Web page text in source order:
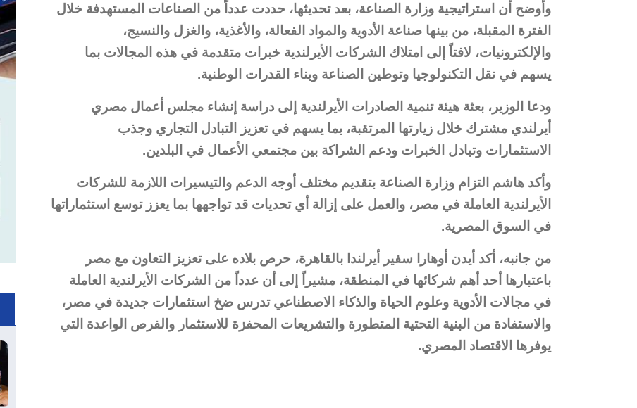
وأوضح أن استراتيجية وزارة الصناعة، بعد تحديثها، حددت عدداً من الصناعات المستهدفة خلال
الفترة المقبلة، من بينها صناعة الأدوية والمواد الفعالة، والأغذية، والغزل والنسيج،
والإلكترونيات، لافتاً إلى امتلاك الشركات الأيرلندية خبرات متقدمة في هذه المجالات بما
يسهم في نقل التكنولوجيا وتوطين الصناعة وبناء القدرات الوطنية.
ودعا الوزير، بعثة هيئة تنمية الصادرات الأيرلندية إلى دراسة إنشاء مجلس أعمال مصري
أيرلندي مشترك خلال زيارتها المرتقبة، بما يسهم في تعزيز التبادل التجاري وجذب
الاستثمارات وتبادل الخبرات ودعم الشراكة بين مجتمعي الأعمال في البلدين.
وأكد هاشم التزام وزارة الصناعة بتقديم مختلف أوجه الدعم والتيسيرات اللازمة للشركات
الأيرلندية العاملة في مصر، والعمل على إزالة أي تحديات قد تواجهها بما يعزز توسع استثماراتها
في السوق المصرية.
من جانبه، أكد أيدن أوهارا سفير أيرلندا بالقاهرة، حرص بلاده على تعزيز التعاون مع مصر
باعتبارها أحد أهم شركائها في المنطقة، مشيراً إلى أن عدداً من الشركات الأيرلندية العاملة
في مجالات الأدوية وعلوم الحياة والذكاء الاصطناعي تدرس ضخ استثمارات جديدة في مصر،
والاستفادة من البنية التحتية المتطورة والتشريعات المحفزة للاستثمار والفرص الواعدة التي
يوفرها الاقتصاد المصري.